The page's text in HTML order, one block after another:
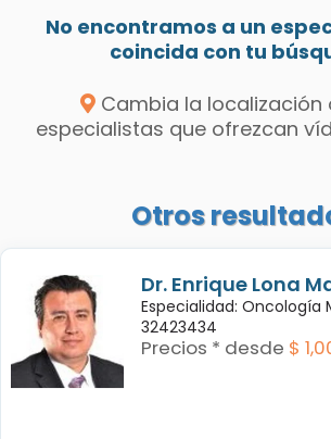
No encontramos a un
coincida con tu
Cambia la localización
especialistas que ofrezcan
Otros
Dr. Enrique Lona
Especialidad: Oncología
32423434
Precios * desde $